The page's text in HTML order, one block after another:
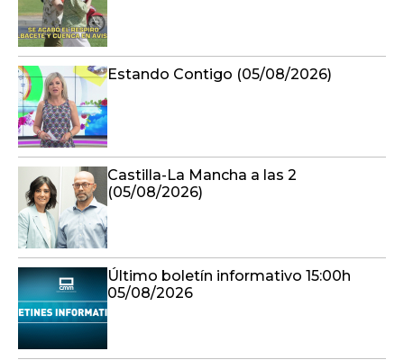
Estando Contigo (05/08/2026)
Castilla-La Mancha a las 2
(05/08/2026)
Último boletín informativo 15:00h
05/08/2026